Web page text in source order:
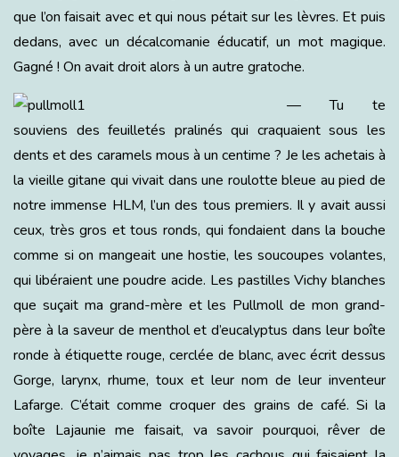
que l’on faisait avec et qui nous pétait sur les lèvres. Et puis
dedans, avec un décalcomanie éducatif, un mot magique.
Gagné ! On avait droit alors à un autre gratoche.
— Tu te
souviens des feuilletés pralinés qui craquaient sous les
dents et des caramels mous à un centime ? Je les achetais à
la vieille gitane qui vivait dans une roulotte bleue au pied de
notre immense HLM, l’un des tous premiers. Il y avait aussi
ceux, très gros et tous ronds, qui fondaient dans la bouche
comme si on mangeait une hostie, les soucoupes volantes,
qui libéraient une poudre acide. Les pastilles Vichy blanches
que suçait ma grand-mère et les Pullmoll de mon grand-
père à la saveur de menthol et d’eucalyptus dans leur boîte
ronde à étiquette rouge, cerclée de blanc, avec écrit dessus
Gorge, larynx, rhume, toux et leur nom de leur inventeur
Lafarge. C’était comme croquer des grains de café. Si la
boîte Lajaunie me faisait, va savoir pourquoi, rêver de